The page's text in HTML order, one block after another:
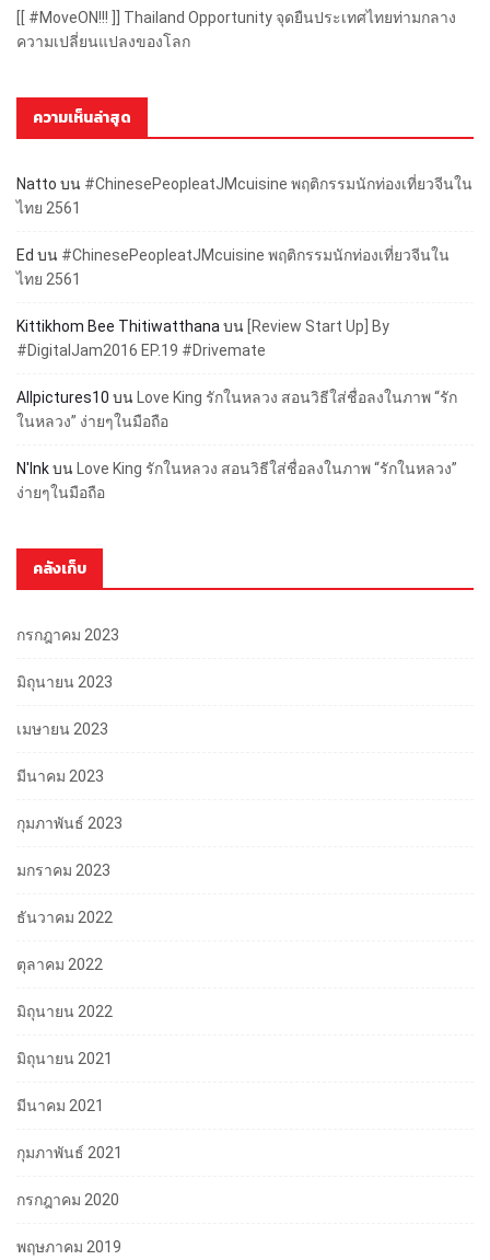
[[ #MoveON!!! ]] Thailand Opportunity จุดยืนประเทศไทยท่ามกลาง
ความเปลี่ยนแปลงของโลก
ความเห็นล่าสุด
Natto บน #ChinesePeopleatJMcuisine พฤติกรรมนักท่องเที่ยวจีนใน
ไทย 2561
Ed บน #ChinesePeopleatJMcuisine พฤติกรรมนักท่องเที่ยวจีนใน
ไทย 2561
Kittikhom Bee Thitiwatthana บน [Review Start Up] By
#DigitalJam2016 EP.19 #Drivemate
Allpictures10 บน
Love King รักในหลวง สอนวิธีใส่ชื่อลงในภาพ “รัก
ในหลวง” ง่ายๆในมือถือ
N'Inkบน
Love King รักในหลวง สอนวิธีใส่ชื่อลงในภาพ “รักในหลวง”
ง่ายๆในมือถือ
คลังเก็บ
กรกฎาคม 2023
มิถุนายน 2023
เมษายน 2023
มีนาคม 2023
กุมภาพันธ์ 2023
มกราคม 2023
ธันวาคม 2022
ตุลาคม 2022
มิถุนายน 2022
มิถุนายน 2021
มีนาคม 2021
กุมภาพันธ์ 2021
กรกฎาคม 2020
พฤษภาคม 2019